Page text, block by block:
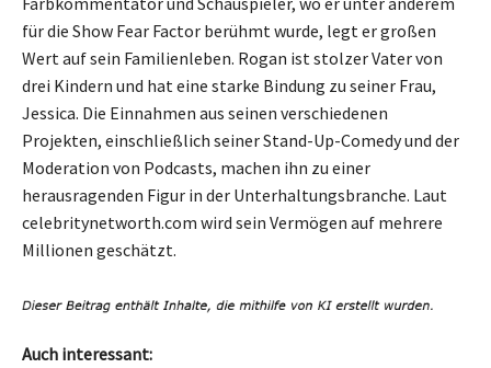
für die Show Fear Factor berühmt wurde, legt er großen
Wert auf sein Familienleben. Rogan ist stolzer Vater von
drei Kindern und hat eine starke Bindung zu seiner Frau,
Jessica. Die Einnahmen aus seinen verschiedenen
Projekten, einschließlich seiner Stand-Up-Comedy und der
Moderation von Podcasts, machen ihn zu einer
herausragenden Figur in der Unterhaltungsbranche. Laut
celebritynetworth.com wird sein Vermögen auf mehrere
Millionen geschätzt.
Auch interessant: